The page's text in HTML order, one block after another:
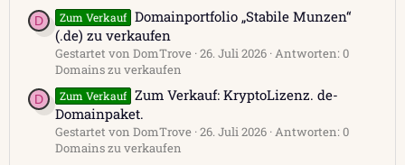
D Zum Verkauf Domainportfolio „Stabile Munzen“
(.de) zu verkaufen
Gestartet von DomTrove 26. Juli 2026 Antworten: 0
Domains zu verkaufen
D Zum Verkauf Zum Verkauf: KryptoLizenz. de-
Domainpaket.
Gestartet von DomTrove 26. Juli 2026 Antworten: 0
Domains zu verkaufen